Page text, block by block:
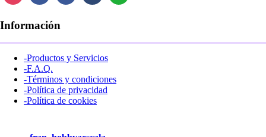
Información
-Productos y Servicios
-F.A.Q.
-Términos y condiciones
-Política de privacidad
-Política de cookies